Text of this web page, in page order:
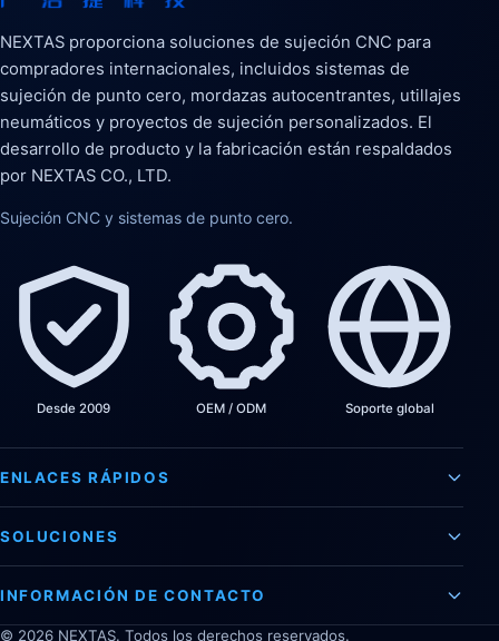
NEXTAS proporciona soluciones de sujeción CNC para
compradores internacionales, incluidos sistemas de
sujeción de punto cero, mordazas autocentrantes, utillajes
neumáticos y proyectos de sujeción personalizados. El
desarrollo de producto y la fabricación están respaldados
por NEXTAS CO., LTD.
Sujeción CNC y sistemas de punto cero.
Desde 2009 OEM / ODM Soporte global
ENLACES RÁPIDOS
SOLUCIONES
INFORMACIÓN DE CONTACTO
© 2026 NEXTAS. Todos los derechos reservados.